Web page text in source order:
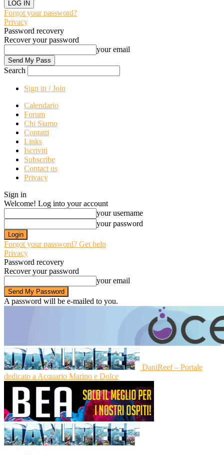
Forgot your password?
Privacy
Password recovery
Recover your password
your email
Search
Sign in / Join
Calendario
Forum
Chi Siamo
Contatti
Links
Iscriviti
Subscribe
Contact us
Privacy
Sign in
Welcome! Log into your account
your username
your password
Forgot your password? Get help
Privacy
Password recovery
Recover your password
your email
A password will be e-mailed to you.
DaniReef – Portale
dedicato a Acquario Marino e Dolce